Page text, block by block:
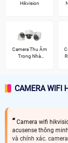
Hikvision
Camera Thu Âm
Trong Nhà
CAMERA WIFI
Camera wifi
acusense thông
và chính xác.